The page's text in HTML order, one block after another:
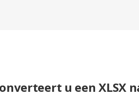
u een XLSX